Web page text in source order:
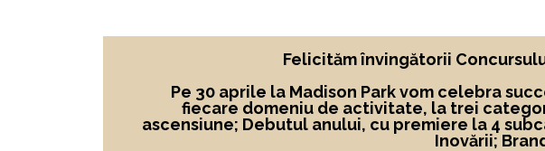
Felicităm învingătorii Concursului
Pe 30 aprile la Madison Park vom celebra
fiecare domeniu de activitate, la trei
ascensiune; Debutul anului, cu premiere la 4
Inovării;